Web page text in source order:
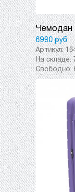
Чемодан
6990 руб
Артикул:
На складе:
Свободно: